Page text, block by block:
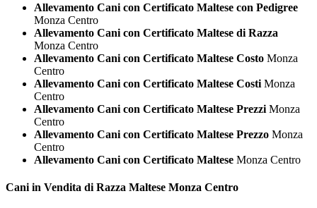
Allevamento Cani con Certificato Maltese con Pedigree
Monza Centro
Allevamento Cani con Certificato Maltese di Razza
Monza Centro
Allevamento Cani con Certificato Maltese Costo Monza
Centro
Allevamento Cani con Certificato Maltese Costi Monza
Centro
Allevamento Cani con Certificato Maltese Prezzi Monza
Centro
Allevamento Cani con Certificato Maltese Prezzo Monza
Centro
Allevamento Cani con Certificato Maltese Monza Centro
Cani in Vendita di Razza Maltese Monza Centro